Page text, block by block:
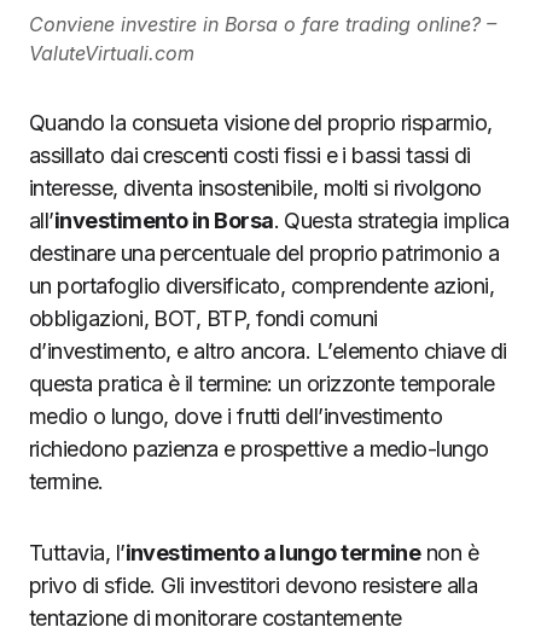
Conviene investire in Borsa o fare trading online? –
ValuteVirtuali.com
Quando la consueta visione del proprio risparmio,
assillato dai crescenti costi fissi e i bassi tassi di
interesse, diventa insostenibile, molti si rivolgono
all’investimento in Borsa. Questa strategia implica
destinare una percentuale del proprio patrimonio a
un portafoglio diversificato, comprendente azioni,
obbligazioni, BOT, BTP, fondi comuni
d’investimento, e altro ancora. L’elemento chiave di
questa pratica è il termine: un orizzonte temporale
medio o lungo, dove i frutti dell’investimento
richiedono pazienza e prospettive a medio-lungo
termine.
Tuttavia, l’investimento a lungo terminenon è
privo di sfide. Gli investitori devono resistere alla
tentazione di monitorare costantemente